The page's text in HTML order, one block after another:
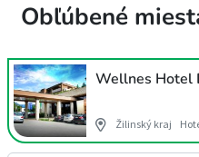
Obľúbené
Wellnes Hotel
Žilinský kraj